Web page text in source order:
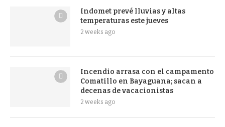
Indomet prevé lluvias y altas
temperaturas este jueves
2 weeks ago
Incendio arrasa con el campamento
Comatillo en Bayaguana; sacan a
decenas de vacacionistas
2 weeks ago